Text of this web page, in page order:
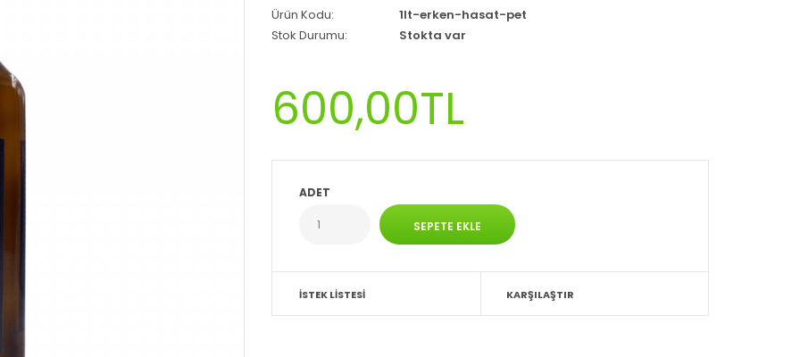
Ürün Kodu:
1lt-erken-hasat-pet
Stok Durumu:
Stokta var
600,00TL
ADET
İSTEK LISTESI KARŞILAŞTIR